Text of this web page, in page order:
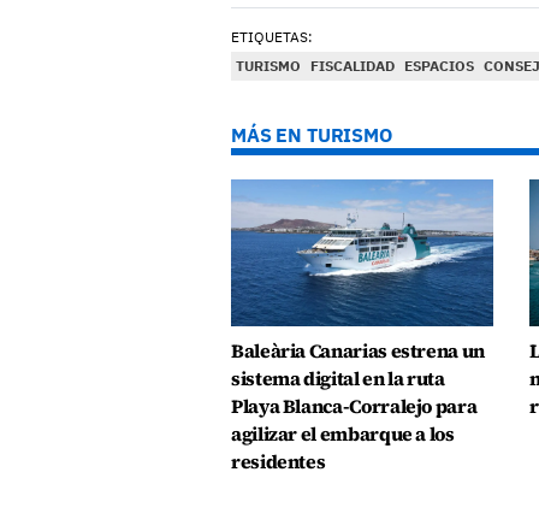
ETIQUETAS:
TURISMO
FISCALIDAD ESPACIOS
MÁS EN TURISMO
Baleària Canarias estrena un
sistema digital en la ruta
Playa Blanca-Corralejo para
agilizar el embarque a los
residentes